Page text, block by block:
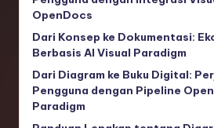
OpenDocs
Dari Konsep ke Dokumentasi:
Berbasis AI Visual Paradigm
Dari Diagram ke Buku Digital:
Pengguna dengan Pipeline
Paradigm